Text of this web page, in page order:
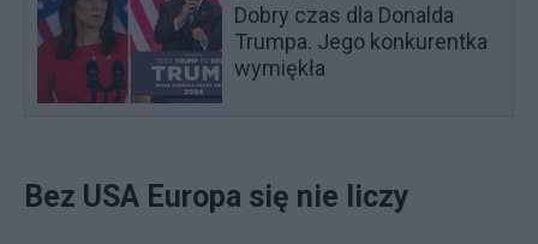
Dobry czas dla Donalda
Trumpa. Jego konkurentka
wymiękła
Bez USA Europa się nie liczy